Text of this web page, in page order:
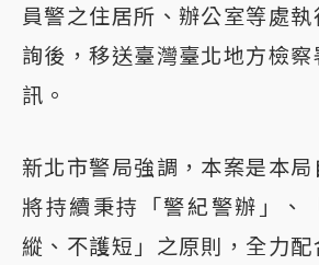
員警之住居所、辦公室等處
詢後，移送臺灣臺北地方檢
訊。
新北市警局強調，本案是本局
將持續秉持「警紀警辦」、
縱、不護短」之原則，全力